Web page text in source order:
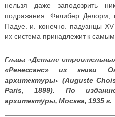
нельзя даже заподозрить
подражания: Филибер Делорм,
Падуе, и, конечно, падуанцы
их система принадлежит к
Глава «Детали
«Ренессанс» из книги
архитектуры» (Auguste
Paris, 1899). По
архитектуры, Москва, 1935 г.